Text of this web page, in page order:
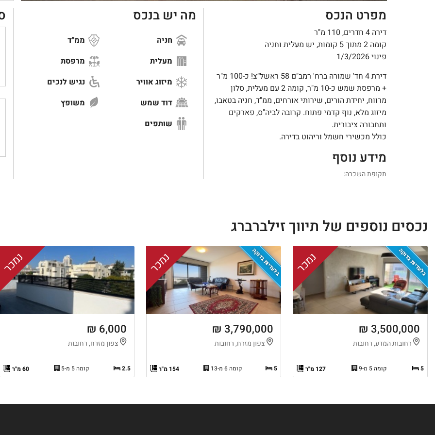
מפרט הנכס
דירה 4 חדרים, 110 מ"ר
קומה 2 מתוך 5 קומות, יש מעלית וחניה
פינוי 1/3/2026
דירת 4 חד' שמורה ברח' רמב"ם 58 ראשל״צ! כ-100 מ"ר
+ מרפסת שמש כ-10 מ"ר, קומה 2 עם מעלית, סלון
מרווח, יחידת הורים, שירותי אורחים, ממ"ד, חניה בטאבו,
מיזוג מלא, נוף קדמי פתוח. קרובה לביה"ס, פארקים
ותחבורה ציבורית.
כולל מכשירי חשמל וריהוט בדירה.
מידע נוסף
תקופת השכרה:
מה יש בנכס
חניה
ממ"ד
מעלית
מרפסת
מיזוג אוויר
נגיש לנכים
דוד שמש
משופץ
שותפים
נכסים נוספים של תיווך זילברברג
בלעדיות בדוקה נמכר
3,500,000 ₪
רחובות המדע, רחובות
5 קומה 5 מ-9 127 מ"ר
בלעדיות בדוקה נמכר
3,790,000 ₪
צפון מזרח, רחובות
5 קומה 6 מ-13 154 מ"ר
נמכר
6,000 ₪
צפון מזרח, רחובות
2.5 קומה 5 מ-5 60 מ"ר